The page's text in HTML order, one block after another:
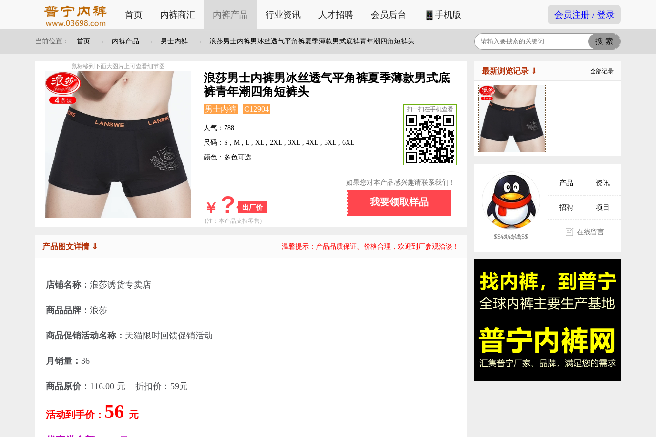
首页 内裤商汇 内裤产品 行业资讯 人才招聘 会员后台 手机版 会员注册 / 登录
当前位置： 首页 → 内裤产品 → 男士内裤 → 浪莎男士内裤男冰丝透气平角裤夏季薄款男式底裤青年潮四角短裤头
鼠标移到下面大图片上可查看细节图
浪莎男士内裤男冰丝透气平角裤夏季薄款男式底
裤青年潮四角短裤头
男士内裤 C12904
人气：788
尺码：S , M , L , XL , 2XL , 3XL , 4XL , 5XL , 6XL
颜色：多色可选
出厂价
￥ ?
如果您对本产品感兴趣请联系我们！
我要领取样品
扫一扫在手机查看
(注：本产品支持零售)
产品图文详情 ⇓ 温馨提示：产品品质保证、价格合理，欢迎到厂参观洽谈！
店铺名称： 浪莎诱货专卖店
商品品牌： 浪莎
商品促销活动名称： 天猫限时回馈促销活动
月销量： 36
商品原价： 116.00 元 折扣价： 59元
活动到手价： 56 元
最新浏览记录 ⇓ 全部记录
$$钱钱钱$$
产品 资讯
招聘 项目
在线留言